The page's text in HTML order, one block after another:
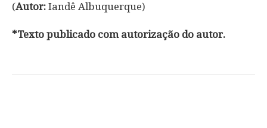
(Autor: Iandê Albuquerque)
*Texto publicado com autorização do autor.